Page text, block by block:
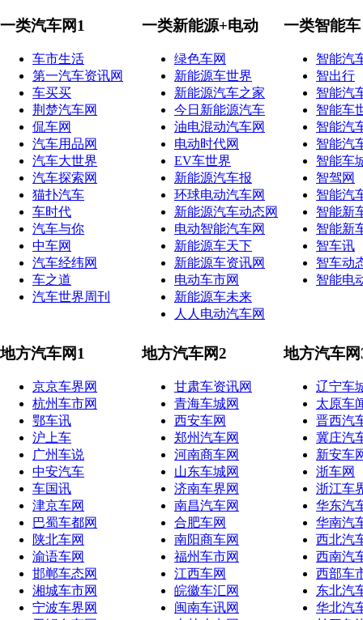
一类汽车网1
车市生活
第一汽车资讯网
车买买
荆楚汽车网
侃车网
汽车用品网
汽车大世界
汽车探索网
猫扑汽车
车时代
汽车与你
中车网
汽车经纬网
车之道
汽车世界周刊
一类新能源+电动
绿色车网
新能源车世界
新能源汽车之家
今日新能源汽车
油电混动汽车网
电动时代网
EV车世界
新能源汽车报
环球电动汽车网
新能源汽车动态网
电动智能汽车网
新能源车天下
新能源车资讯网
电动车市网
新能源车未来
人人电动汽车网
一类智能车
智能汽
智出行
智能汽
智能车
智能汽
智能汽
智能车
智驾网
智能汽
智能新
智能新
智车讯
智车动
智能电
地方汽车网1
京京车界网
杭州车市网
鄂车讯
沪上车
广州车说
中安汽车
车国讯
津京车网
巴蜀车都网
陕北车网
渝语车网
邯郸车态网
湘城车市网
宁波车界网
地方汽车网2
甘肃车资讯网
青海车城网
西安车网
郑州汽车网
河南商车网
山东车城网
济南车界网
南昌汽车网
合肥车网
南阳商车网
福州车市网
江西车网
皖徽车汇网
闽南车讯网
地方汽车网
辽宁车
太原车
晋西汽
冀庄汽
新安车
浙车网
浙江车
华东汽
华南汽
西北汽
西南汽
西部车
东北汽
华北汽